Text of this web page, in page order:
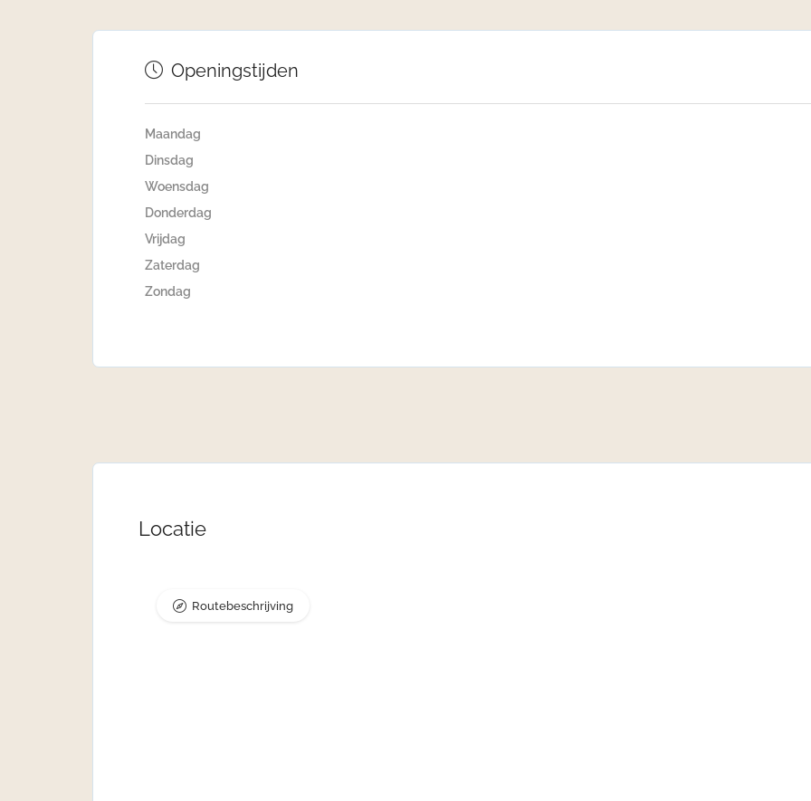
Openingstijden
Maandag
Dinsdag
Woensdag
Donderdag
Vrijdag
Zaterdag
Zondag
Locatie
Routebeschrijving